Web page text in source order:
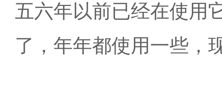
五六年以前已经在使用
了，年年都使用一些，